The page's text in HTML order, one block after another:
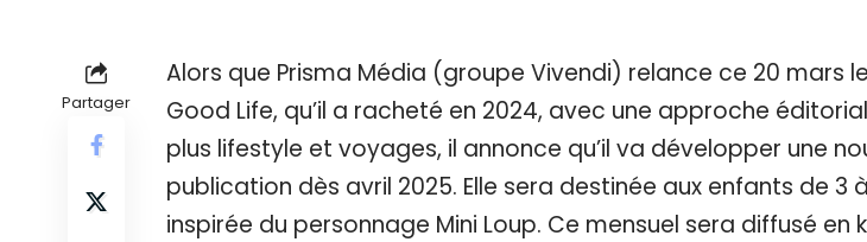
Partager
Alors que Prisma Média (groupe Vivendi) relance ce 20 mars
Good Life, qu’il a racheté en 2024, avec une approche
plus lifestyle et voyages, il annonce qu’il va développer une
publication dès avril 2025. Elle sera destinée aux enfants de 3
inspirée du personnage Mini Loup. Ce mensuel sera diffusé en